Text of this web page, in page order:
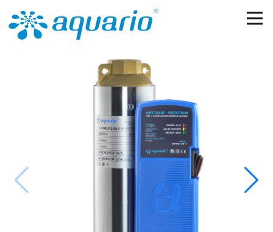
Перейти к основному содержанию